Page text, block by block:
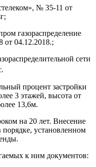
№ 35-11 от
газораспределение
04.12.2018.;
сети
процент застройки
3 этажей, высота от
13,6м.
на 20 лет. Внесение
порядке, установленном
к ним документов: